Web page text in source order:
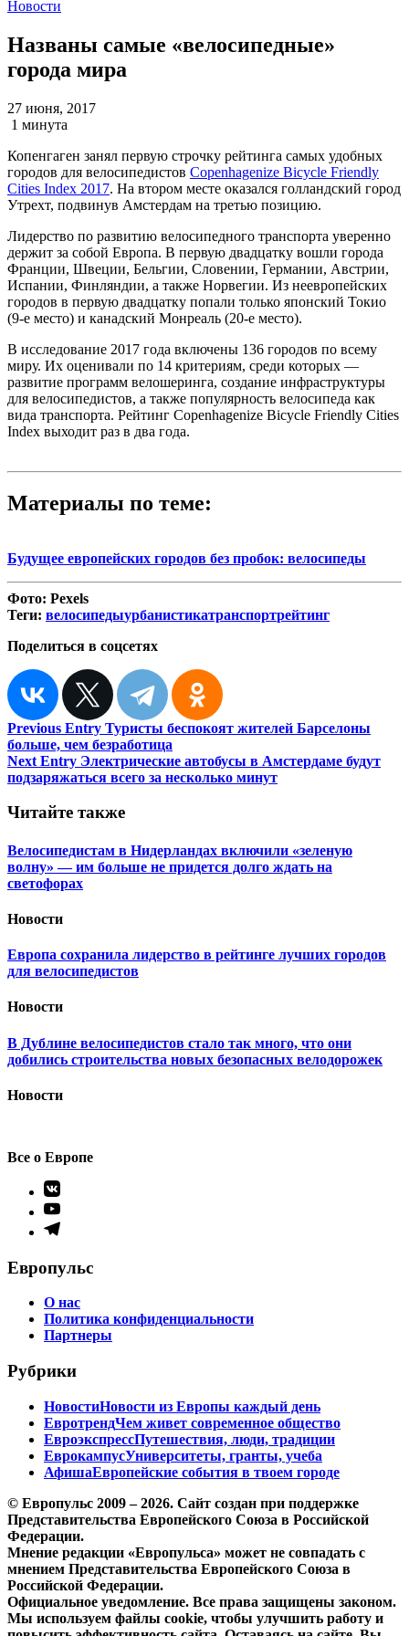
Новости
Названы самые «велосипедные»
города мира
27 июня, 2017
1 минута
Копенгаген занял первую строчку рейтинга самых удобных
городов для велосипедистов Copenhagenize Bicycle Friendly
Cities Index 2017. На втором месте оказался голландский город
Утрехт, подвинув Амстердам на третью позицию.
Лидерство по развитию велосипедного транспорта уверенно
держит за собой Европа. В первую двадцатку вошли города
Франции, Швеции, Бельгии, Словении, Германии, Австрии,
Испании, Финляндии, а также Норвегии. Из неевропейских
городов в первую двадцатку попали только японский Токио
(9-е место) и канадский Монреаль (20-е место).
В исследование 2017 года включены 136 городов по всему
миру. Их оценивали по 14 критериям, среди которых —
развитие программ велошеринга, создание инфраструктуры
для велосипедистов, а также популярность велосипеда как
вида транспорта. Рейтинг Copenhagenize Bicycle Friendly Cities
Index выходит раз в два года.
Материалы по теме:
Будущее европейских городов без пробок: велосипеды
Фото: Pexels
Теги: велосипедыурбанистикатранспортрейтинг
Поделиться в соцсетях
Навигация
по
записям
Previous Entry Туристы беспокоят жителей Барселоны
больше, чем безработица
Next Entry Электрические автобусы в Амстердаме будут
подзаряжаться всего за несколько минут
Читайте также
Велосипедистам в Нидерландах включили «зеленую
волну» — им больше не придется долго ждать на
светофорах
Новости
Европа сохранила лидерство в рейтинге лучших городов
для велосипедистов
Новости
В Дублине велосипедистов стало так много, что они
добились строительства новых безопасных велодорожек
Новости
Все о Европе
Элемент
меню
Элемент
меню
Элемент
Европульс
О нас
Политика конфиденциальности
Партнеры
Рубрики
НовостиНовости из Европы каждый день
ЕвротрендЧем живет современное общество
ЕвроэкспрессПутешествия, люди, традиции
ЕврокампусУниверситеты, гранты, учеба
АфишаЕвропейские события в твоем городе
© Европульс 2009 – 2026. Сайт создан при поддержке
Представительства Европейского Союза в Российской
Федерации.
Мнение редакции «Европульса» может не совпадать с
мнением Представительства Европейского Союза в
Российской Федерации.
Официальное уведомление. Все права защищены законом.
Мы используем файлы cookie, чтобы улучшить работу и